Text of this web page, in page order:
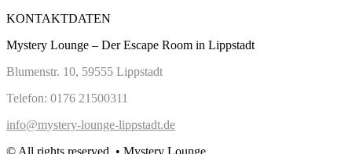
KONTAKTDATEN
Mystery Lounge – Der Escape Room in Lippstadt
Blumenstr. 10, 59555 Lippstadt
Telefon: 0176 21500311
info@mystery-lounge-lippstadt.de